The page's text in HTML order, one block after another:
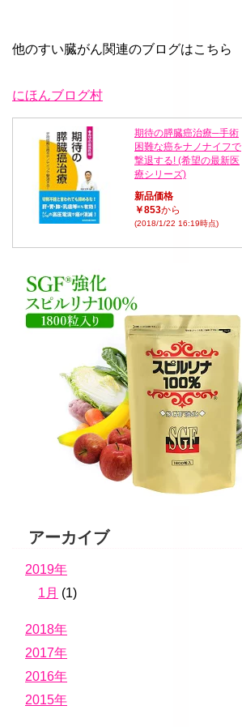
他のすい臓がん関連のブログはこちら
にほんブログ村
期待の膵臓癌治療─手術
困難な癌をナノナイフで
撃退する! (希望の最新医
療シリーズ)
新品価格
￥853から
(2018/1/22 16:19時点)
アーカイブ
2019年
1月 (1)
2018年
2017年
2016年
2015年